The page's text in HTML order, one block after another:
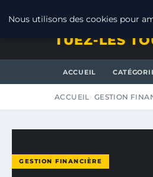
TUEZ-LES
ACCUEIL
ACCUEIL GESTION
GESTION FINANCIÈRE
Nous utilisons des cookies pour